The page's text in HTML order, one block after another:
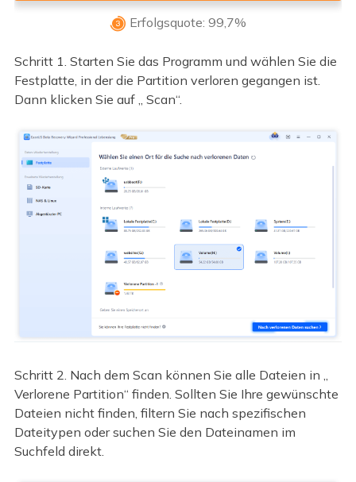
 Erfolgsquote: 99,7%
Schritt 1. Starten Sie das Programm und wählen Sie die
Festplatte, in der die Partition verloren gegangen ist.
Dann klicken Sie auf „ Scan“.
Schritt 2. Nach dem Scan können Sie alle Dateien in „
Verlorene Partition“ finden. Sollten Sie Ihre gewünschte
Dateien nicht finden, filtern Sie nach spezifischen
Dateitypen oder suchen Sie den Dateinamen im
Suchfeld direkt.